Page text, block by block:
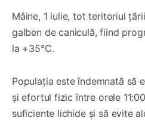
Mâine, 1 iulie, tot teritoriul
galben de caniculă, fiind
la +35°C.
Populația este îndemnată să
și efortul fizic între orele
suficiente lichide și să evite